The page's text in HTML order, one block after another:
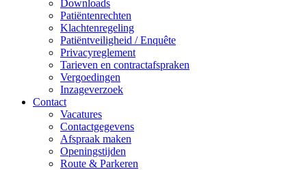
Downloads
Patiëntenrechten
Klachtenregeling
Patiëntveiligheid / Enquête
Privacyreglement
Tarieven en contractafspraken
Vergoedingen
Inzageverzoek
Contact
Vacatures
Contactgegevens
Afspraak maken
Openingstijden
Route & Parkeren